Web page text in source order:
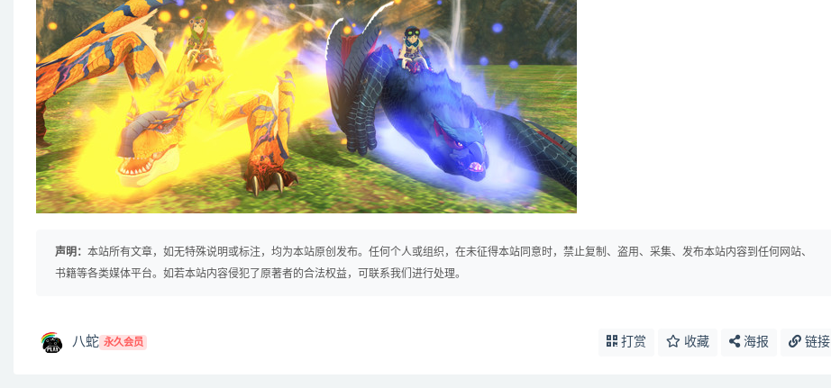
声明： 本站所有文章，如无特殊说明或标注，均为本站原创发布。任何个人或组织，在未征得本站同意时，禁止复制、盗用、采集、发布本站内容到任何网站、
书籍等各类媒体平台。如若本站内容侵犯了原著者的合法权益，可联系我们进行处理。
八蛇 永久会员 打赏 收藏 海报 链接